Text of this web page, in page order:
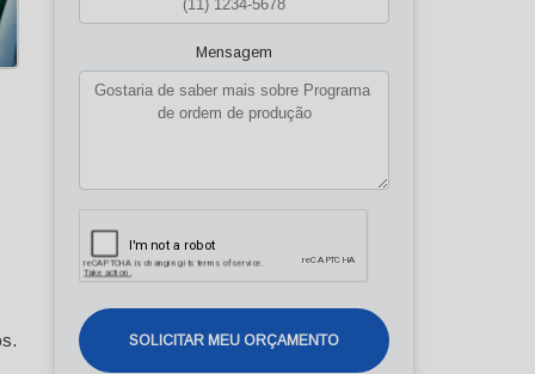
Mensagem
SOLICITAR MEU ORÇAMENTO